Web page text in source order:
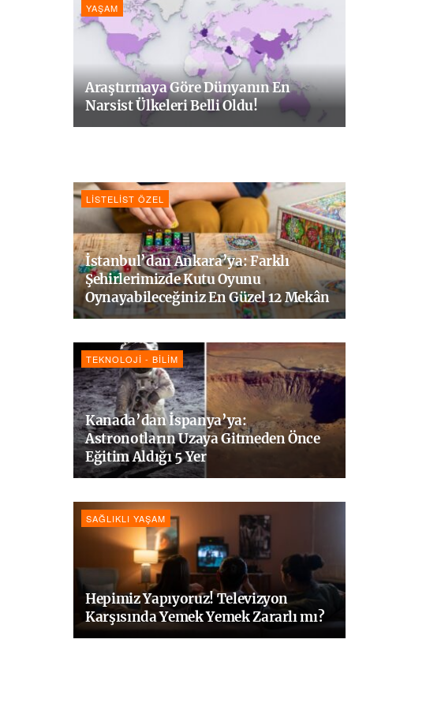
YAŞAM
Araştırmaya Göre Dünyanın En
Narsist Ülkeleri Belli Oldu!
LISTELIST ÖZEL
İstanbul’dan Ankara’ya: Farklı
Şehirlerimizde Kutu Oyunu
Oynayabileceğiniz En Güzel 12 Mekân
TEKNOLOJI - BILIM
Kanada’dan İspanya’ya:
Astronotların Uzaya Gitmeden Önce
Eğitim Aldığı 5 Yer
SAĞLIKLI YAŞAM
Hepimiz Yapıyoruz! Televizyon
Karşısında Yemek Yemek Zararlı mı?